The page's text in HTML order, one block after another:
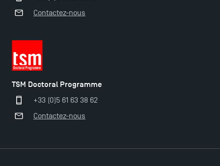
professionnelles en alternance à TSM !
Nouvelles formations à Toulouse School of
Management pour 2025 : des opportunités encore
plus enrichissantes
Contactez-nous
TSM Doctoral Programme
+33 (0)5 61 63 38 62
Contactez-nous